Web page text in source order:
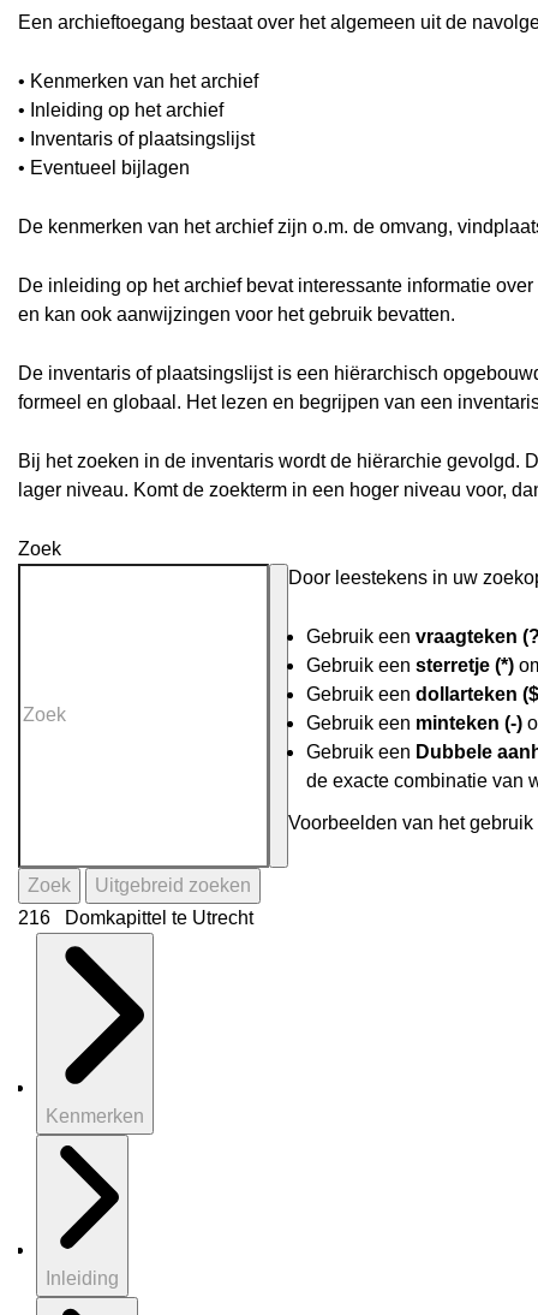
Een archieftoegang bestaat over het algemeen uit de
• Kenmerken van het archief
• Inleiding op het archief
• Inventaris of plaatsingslijst
• Eventueel bijlagen
De kenmerken van het archief zijn o.m. de omvang,
De inleiding op het archief bevat interessante informatie
en kan ook aanwijzingen voor het gebruik bevatten.
De inventaris of plaatsingslijst is een hiërarchisch
formeel en globaal. Het lezen en begrijpen van een
Bij het zoeken in de inventaris wordt de hiërarchie gevolgd.
lager niveau. Komt de zoekterm in een hoger niveau voor,
Zoek
Door leestekens in uw
Gebruik een vraagteken
Gebruik een sterretje (*)
Gebruik een dollarteken
Gebruik een minteken (-)
Gebruik een Dubbele
de exacte combinatie van
Voorbeelden van het
Zoek
Uitgebreid zoeken
216 Domkapittel te Utrecht
Kenmerken
Inleiding